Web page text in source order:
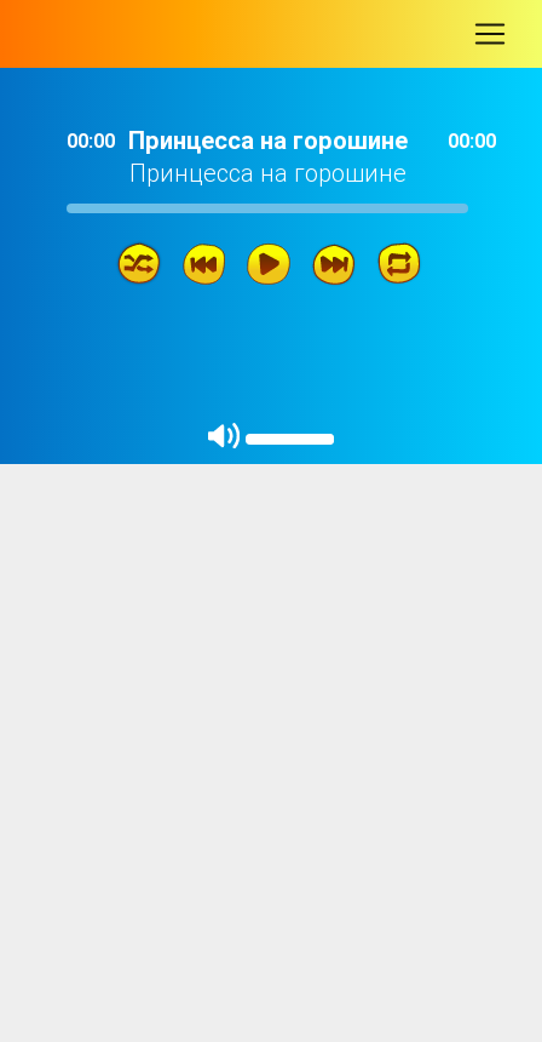
00:00 Принцесса на горошине
Принцесса на горошине
00:00
Принцесса на горошине